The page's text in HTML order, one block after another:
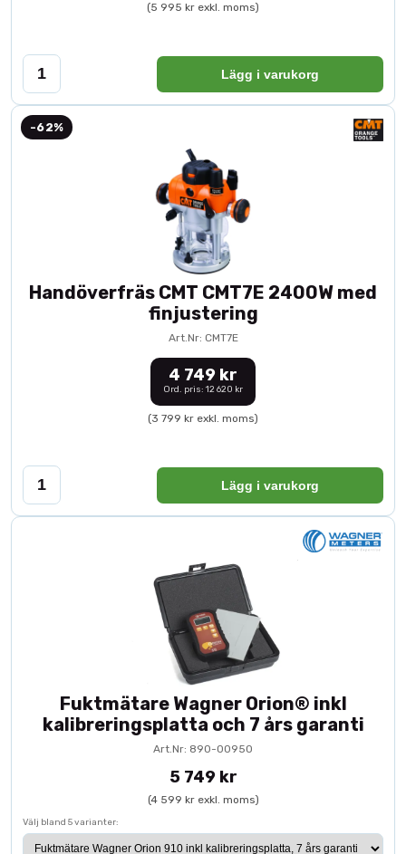
(5 995 kr exkl. moms)
Lägg i varukorg
-62%
Handöverfräs CMT CMT7E 2400W med
finjustering
Art.Nr: CMT7E
4 749 kr
Ord. pris: 12 620 kr
(3 799 kr exkl. moms)
Lägg i varukorg
Fuktmätare Wagner Orion® inkl
kalibreringsplatta och 7 års garanti
Art.Nr: 890-00950
5 749 kr
(4 599 kr exkl. moms)
Välj bland 5 varianter: